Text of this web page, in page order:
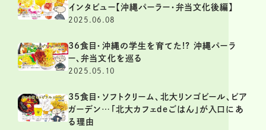
インタビュー【沖縄パーラー・弁当文化後編】
2025.06.08
36食目・沖縄の学生を育てた!? 沖縄パーラ
ー、弁当文化を巡る
2025.05.10
35食目・ソフトクリーム、北大リンゴビール、ビア
ガーデン…「北大カフェdeごはん」が入口にあ
る理由